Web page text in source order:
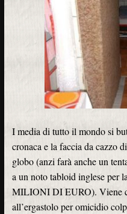
I media di tutto il mondo si
cronaca e la faccia da cazzo
globo (anzi farà anche un
a un noto tabloid inglese per
MILIONI DI EURO). Viene
all’ergastolo per omicidio